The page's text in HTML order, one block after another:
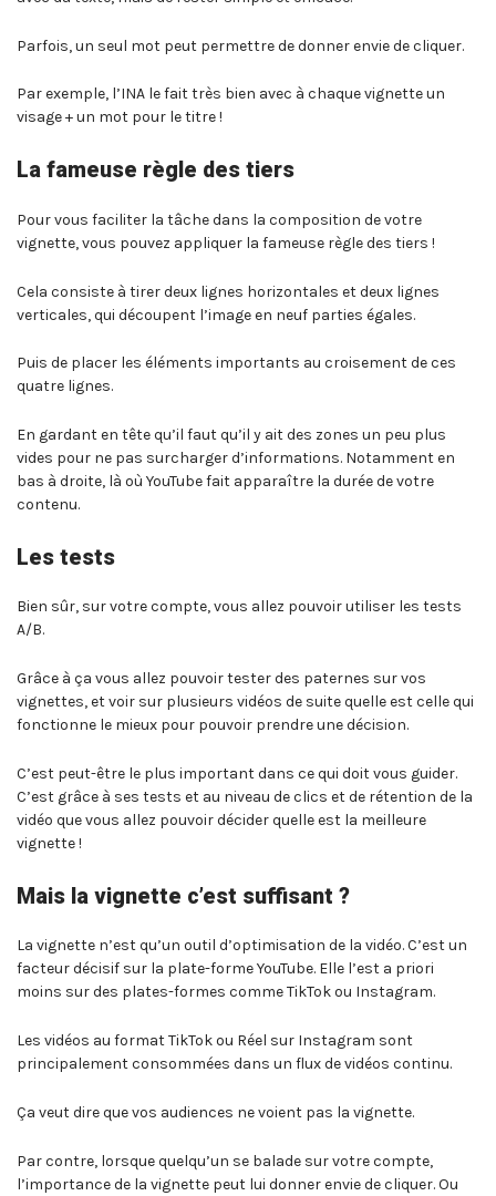
Parfois, un seul mot peut permettre de donner envie de cliquer.
Par exemple, l’INA le fait très bien avec à chaque vignette un
visage + un mot pour le titre !
La fameuse règle des tiers
Pour vous faciliter la tâche dans la composition de votre
vignette, vous pouvez appliquer la fameuse règle des tiers !
Cela consiste à tirer deux lignes horizontales et deux lignes
verticales, qui découpent l’image en neuf parties égales.
Puis de placer les éléments importants au croisement de ces
quatre lignes.
En gardant en tête qu’il faut qu’il y ait des zones un peu plus
vides pour ne pas surcharger d’informations. Notamment en
bas à droite, là où YouTube fait apparaître la durée de votre
contenu.
Les tests
Bien sûr, sur votre compte, vous allez pouvoir utiliser les tests
A/B.
Grâce à ça vous allez pouvoir tester des paternes sur vos
vignettes, et voir sur plusieurs vidéos de suite quelle est celle qui
fonctionne le mieux pour pouvoir prendre une décision.
C’est peut-être le plus important dans ce qui doit vous guider.
C’est grâce à ses tests et au niveau de clics et de rétention de la
vidéo que vous allez pouvoir décider quelle est la meilleure
vignette !
Mais la vignette c’est suffisant ?
La vignette n’est qu’un outil d’optimisation de la vidéo. C’est un
facteur décisif sur la plate-forme YouTube. Elle l’est a priori
moins sur des plates-formes comme TikTok ou Instagram.
Les vidéos au format TikTok ou Réel sur Instagram sont
principalement consommées dans un flux de vidéos continu.
Ça veut dire que vos audiences ne voient pas la vignette.
Par contre, lorsque quelqu’un se balade sur votre compte,
l’importance de la vignette peut lui donner envie de cliquer. Ou